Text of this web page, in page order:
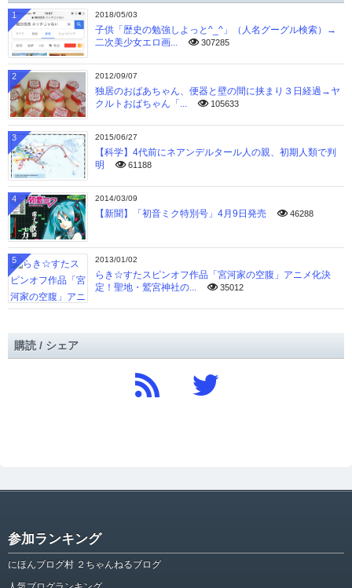
2018/05/03
子供「歴史の勉強しよっと^_^」（人名グーグル検索）→
二次美少女エロ画...
307285
1
2012/09/07
独居のおばあちゃん、便器と壁の間に挟まり３日経過→ヤ
クルトおばちゃん「...
105633
2
2015/06/27
【科学】4代前にネアンデルタール人の親、初期人類で判
明
61188
3
2014/03/09
【新聞】「初音ミク特別号」4月9日発売 46288
4
2013/01/02
らき☆すたスピンオフ作品「宮河家の空腹」アニメ化決
定！聖地・鷲宮神社の...
35012
5
購読 / シェア
参加ランキング
にほんブログ村 ２ちゃんねるブログ